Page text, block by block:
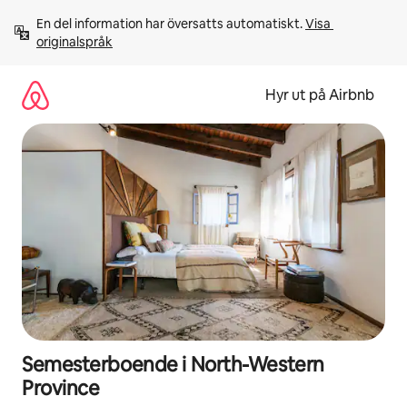
innehåll
En del information har översatts automatiskt. Visa
originalspråk
Hyr ut på Airbnb
Semesterboende i North-Western
Province